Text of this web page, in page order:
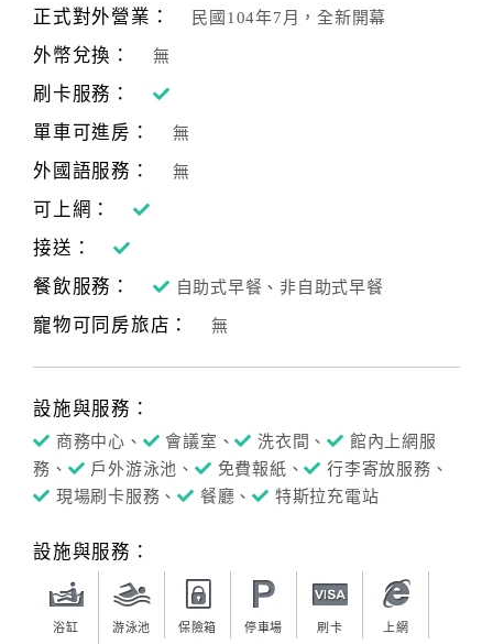
商
品
傳
正式對外營業： 民國104年7月，全新開幕
外幣兌換： 無
刷卡服務：
單車可進房：
無
外國語服務： 無
可上網：
接送：
餐飲服務：
自助式早餐、非自助式早餐
寵物可同房旅店： 無
設施與服務：
商務中心、 會議室、 洗衣間、
館內上網服
務、
戶外游泳池、 免費報紙、
行李寄放服務、
現場刷卡服務、
餐廳、 特斯拉充電站
設施與服務：
浴缸 游泳池 保險箱 停車場 刷卡 上網